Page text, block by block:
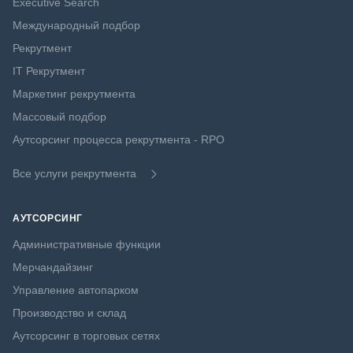
Международный подбор
Рекрутмент
IT Рекрутмент
Маркетинг рекрутмента
Массовый подбор
Аутсорсинг процесса рекрутмента - RPO
Все услуги рекрутмента
АУТСОРСИНГ
Административные функции
Мерчандайзинг
Управление автопарком
Производство и склад
Аутсорсинг в торговых сетях